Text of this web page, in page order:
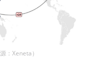
：Xeneta）